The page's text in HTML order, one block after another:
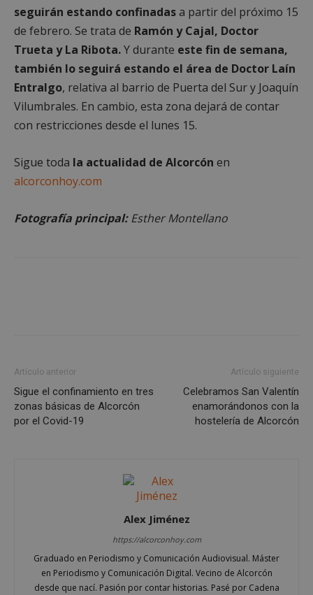
seguirán estando confinadasa partir del próximo 15
de febrero. Se trata de Ramón y Cajal, Doctor
Trueta y La Ribota.Y durante este fin de semana,
también lo seguirá estando el área de Doctor Laín
Entralgo, relativa al barrio de Puerta del Sur y Joaquín
Vilumbrales. En cambio, esta zona dejará de contar
con restricciones desde el lunes 15.
Sigue toda la actualidad de Alcorcón en
alcorconhoy.com
Fotografía principal:Esther Montellano
Artículo anterior
Sigue el confinamiento en tres
zonas básicas de Alcorcón
por el Covid-19
Artículo siguiente
Celebramos San Valentín
enamorándonos con la
hostelería de Alcorcón
Alex Jiménez
https://alcorconhoy.com
Graduado en Periodismo y Comunicación Audiovisual. Máster
en Periodismo y Comunicación Digital. Vecino de Alcorcón
desde que nací. Pasión por contar historias. Pasé por Cadena
Cookies no clasificadas
Cookies no clasificadas